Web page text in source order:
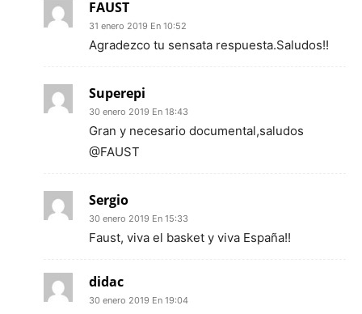
FAUST
31 enero 2019 En 10:52
Agradezco tu sensata respuesta.Saludos!!
Superepi
30 enero 2019 En 18:43
Gran y necesario documental,saludos
@FAUST
Sergio
30 enero 2019 En 15:33
Faust, viva el basket y viva España!!
didac
30 enero 2019 En 19:04